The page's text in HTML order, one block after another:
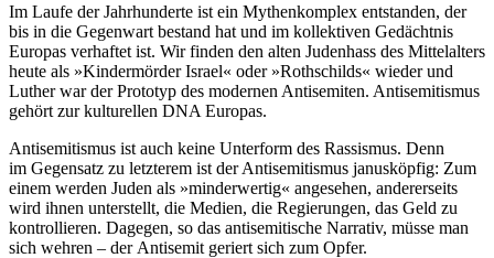
Im Laufe der Jahrhunderte ist ein Mythenkomplex entstanden, der
bis in die Gegenwart bestand hat und im kollektiven Gedächtnis
Europas verhaftet ist. Wir finden den alten Judenhass des Mittelalters
heute als »Kindermörder Israel« oder »Rothschilds« wieder und
Luther war der Prototyp des modernen Antisemiten. Antisemitismus
gehört zur kulturellen DNA Europas.
Antisemitismus ist auch keine Unterform des Rassismus. Denn
im Gegensatz zu letzterem ist der Antisemitismus janusköpfig: Zum
einem werden Juden als »minderwertig« angesehen, andererseits
wird ihnen unterstellt, die Medien, die Regierungen, das Geld zu
kontrollieren. Dagegen, so das antisemitische Narrativ, müsse man
sich wehren – der Antisemit geriert sich zum Opfer.